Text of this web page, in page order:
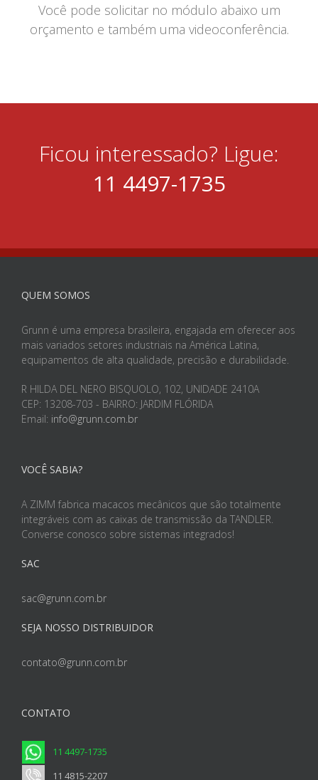
Você pode solicitar no módulo abaixo um
orçamento e também uma videoconferência.
Ficou interessado? Ligue:
11 4497-1735
QUEM SOMOS
Grunn é uma empresa brasileira, engajada em oferecer aos
mais variados setores industriais na América Latina,
equipamentos de alta qualidade, precisão e durabilidade.
R HILDA DEL NERO BISQUOLO, 102, UNIDADE 2410A
CEP: 13208-703 - BAIRRO: JARDIM FLÓRIDA
Email: info@grunn.com.br
VOCÊ SABIA?
A ZIMM fabrica macacos mecânicos que são totalmente
integráveis com as caixas de transmissão da TANDLER.
Converse conosco sobre sistemas integrados!
SAC
sac@grunn.com.br
SEJA NOSSO DISTRIBUIDOR
contato@grunn.com.br
CONTATO
11 4497-1735
11 4815-2207